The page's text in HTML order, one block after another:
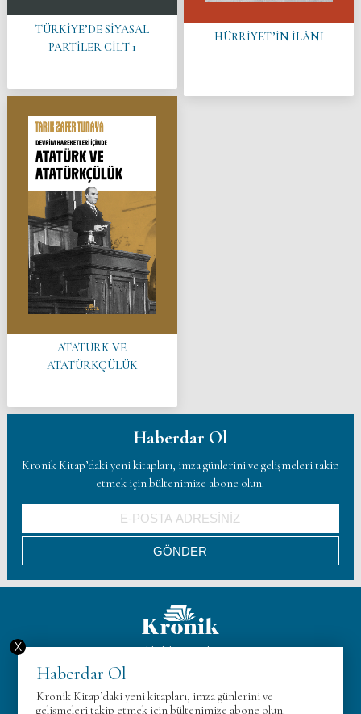
TÜRKİYE’DE SİYASAL
PARTİLER CİLT 1
HÜRRİYET’İN İLÂNI
ATATÜRK VE
ATATÜRKÇÜLÜK
Haberdar Ol
Kronik Kitap’daki yeni kitapları, imza günlerini ve gelişmeleri takip
etmek için bültenimize abone olun.
Hakkımızda
Gizlilik Politikası
Haberdar Ol
Kronik Kitap’daki yeni kitapları, imza günlerini ve
gelişmeleri takip etmek için bültenimize abone olun.
X